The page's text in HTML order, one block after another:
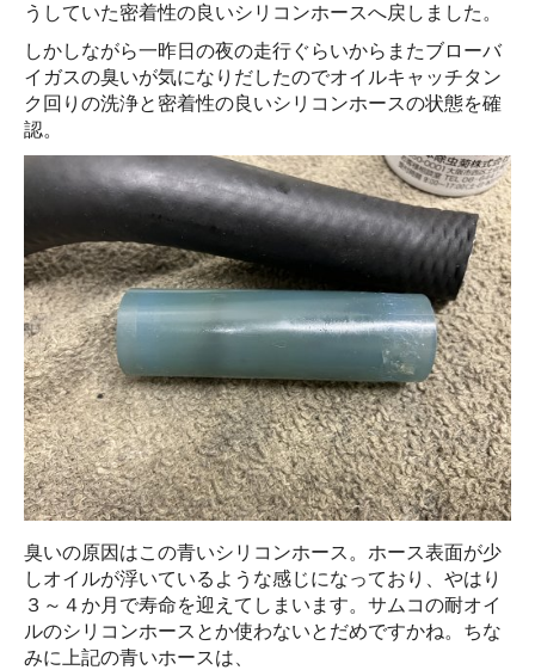
うしていた密着性の良いシリコンホースへ戻しました。
しかしながら一昨日の夜の走行ぐらいからまたブローバ
イガスの臭いが気になりだしたのでオイルキャッチタン
ク回りの洗浄と密着性の良いシリコンホースの状態を確
認。
臭いの原因はこの青いシリコンホース。ホース表面が少
しオイルが浮いているような感じになっており、やはり
３～４か月で寿命を迎えてしまいます。サムコの耐オイ
ルのシリコンホースとか使わないとだめですかね。ちな
みに上記の青いホースは、